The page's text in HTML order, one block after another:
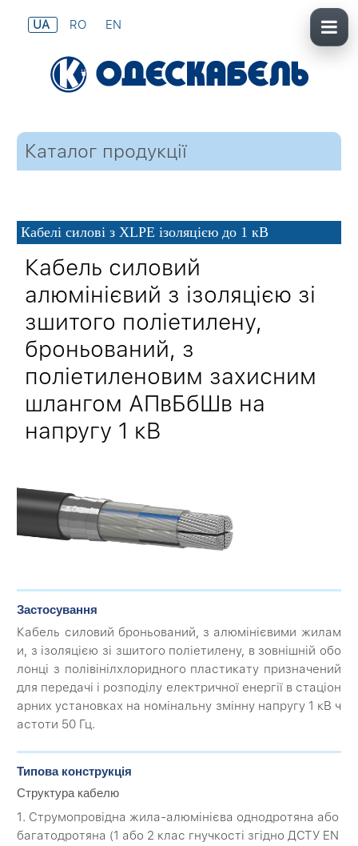
UA RO EN
Каталог продукції
Кабелі силові з XLPE ізоляцією до 1 кВ
Кабель силовий
алюмінієвий з ізоляцією зі
зшитого поліетилену,
броньований, з
поліетиленовим захисним
шлангом АПвБбШв на
напругу 1 кВ
Застосування
Кабель силовий броньований, з алюмінієвими жилам
и, з ізоляцією зі зшитого поліетилену, в зовнішній обо
лонці з полівінілхлоридного пластикату призначений
для передачі і розподілу електричної енергії в стаціон
арних установках на номінальну змінну напругу 1 кВ ч
астоти 50 Гц.
Типова конструкція
Структура кабелю
1. Струмопровідна жила-алюмінієва однодротяна або
багатодротяна (1 або 2 клас гнучкості згідно ДСТУ EN